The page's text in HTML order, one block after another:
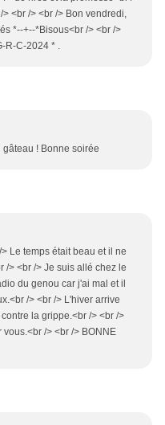
<br /> <br /> Bon vendredi,
*--+--*Bisous<br /> <br />
R-C-2024 * .
! Bonne soirée
Le temps était beau et il ne
/> <br /> Je suis allé chez le
du genou car j'ai mal et il
/> <br /> L'hiver arrive
la grippe.<br /> <br />
/> <br /> BONNE